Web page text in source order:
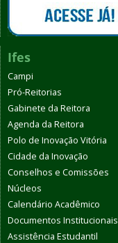
Ifes
Campi
Pró-Reitorias
Gabinete da Reitora
Agenda da Reitora
Polo de Inovação Vitória
Cidade da Inovação
Conselhos e Comissões
Núcleos
Calendário Acadêmico
Documentos Institucionais
Assistência Estudantil